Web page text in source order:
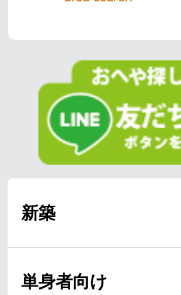
新築
単身者向け